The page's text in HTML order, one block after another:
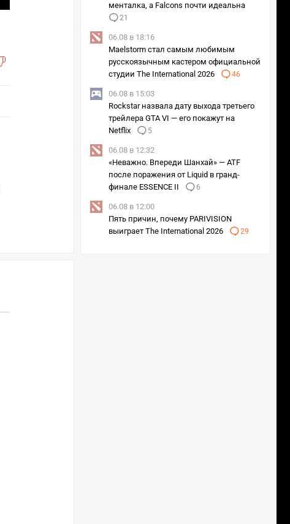
менталка, а Falcons почти идеальна
21
06.08 в 18:16
Maelstorm стал самым любимым
русскоязычным кастером официальной
студии The International 2026
46
06.08 в 15:03
Rockstar назвала дату выхода третьего
трейлера GTA VI — его покажут на
Netflix
5
06.08 в 12:32
«Неважно. Впереди Шанхай» — ATF
после поражения от Liquid в гранд-
финале ESSENCE II
6
06.08 в 12:00
Пять причин, почему PARIVISION
выиграет The International 2026
29